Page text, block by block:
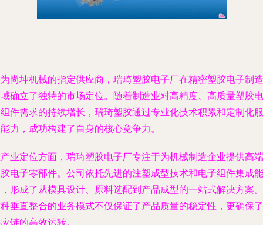
尚坤机械的指定供应商，瑞琦塑胶电子厂在精密塑胶电子制造
确立了独特的市场定位。随着制造业对高精度、高质量塑胶电
件需求的持续增长，瑞琦塑胶通过专业化技术积累和定制化服
力，成功构建了自身的核心竞争力。
业定位方面，瑞琦塑胶电子厂专注于为机械制造企业提供高端
电子零部件。公司依托先进的注塑成型技术和电子组件集成能
形成了从模具设计、原料选配到产品成型的一站式解决方案。
垂直整合的业务模式不仅保证了产品质量的稳定性，更确保了
链的高效运转。